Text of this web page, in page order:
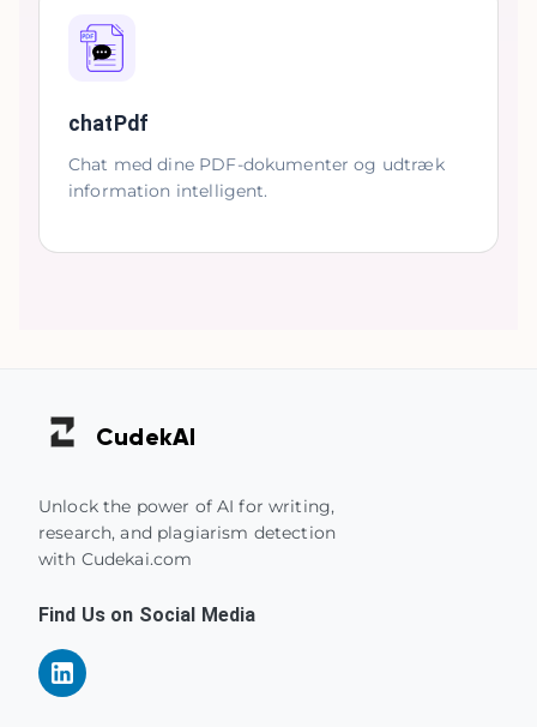
chatPdf
Chat med dine PDF-dokumenter og udtræk
information intelligent.
CudekAI
Unlock the power of AI for writing,
research, and plagiarism detection
with Cudekai.com
Find Us on Social Media